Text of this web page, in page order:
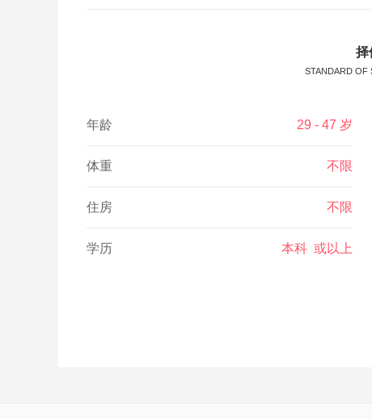
择
STANDARD OF
年龄 29 - 47 岁
体重 不限
住房 不限
学历 本科 或以上